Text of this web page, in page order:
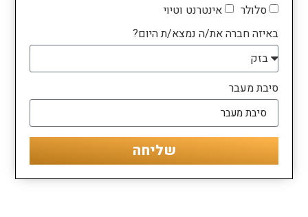
סלולר
אינטרנט וטיוי
באיזה חברה את/ה נמצא/ת היום?
סיבת מעבר
שליחה